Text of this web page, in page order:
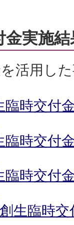
金実施結
活用し
時交付
時交付
時交付
生臨時